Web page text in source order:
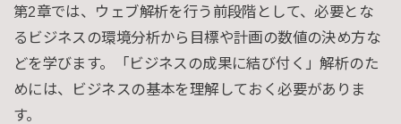
第2章では、ウェブ解析を行う前段階として、必要とな
るビジネスの環境分析から目標や計画の数値の決め方な
どを学びます。「ビジネスの成果に結び付く」解析のた
めには、ビジネスの基本を理解しておく必要がありま
す。